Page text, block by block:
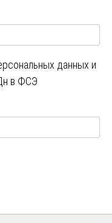
данных и
в ФСЭ